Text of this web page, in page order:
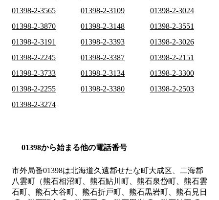
01398-2-3565
01398-2-3109
01398-2-3024
01398-2-3870
01398-2-3148
01398-2-3551
01398-2-3191
01398-2-3393
01398-2-3026
01398-2-2245
01398-2-3387
01398-2-2151
01398-2-3733
01398-2-3134
01398-2-3300
01398-2-2255
01398-2-3380
01398-2-2503
01398-2-3274
01398から始まる他の電話番号
市外局番01398は北海道久遠郡せたな町大成区、二海郡
八雲町（熊石相沼町、熊石鮎川町、熊石泉岱町、熊石雲
石町、熊石大谷町、熊石折戸町、熊石黒岩町、熊石見日